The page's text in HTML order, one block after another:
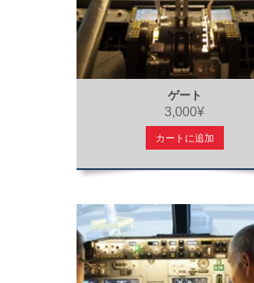
ゲート
3,000¥
カートに追加